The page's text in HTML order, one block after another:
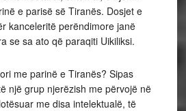
e parisë së Tiranës. Dosjet e
kanceleritë perëndimore janë
se sa ato që paraqiti Uikiliksi.
me parinë e Tiranës? Sipas
një grup njerëzish me përvojë në
me disa intelektualë, të